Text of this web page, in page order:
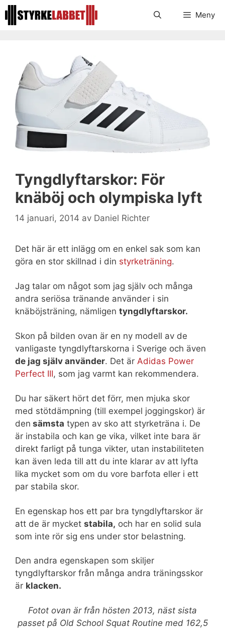
Hoppa
till
Meny
Tyngdlyftarskor: För
knäböj och olympiska lyft
14 januari, 2014 av Daniel Richter
Det här är ett inlägg om en enkel sak som kan
göra en stor skillnad i din styrketräning.
Jag talar om något som jag själv och många
andra seriösa tränande använder i sin
knäböjsträning, nämligen tyngdlyftarskor.
Skon på bilden ovan är en ny modell av de
vanligaste tyngdlyftarskorna i Sverige och även
de jag själv använder. Det är Adidas Power
Perfect III, som jag varmt kan rekommendera.
Du har säkert hört det förr, men mjuka skor
med stötdämpning (till exempel joggingskor) är
den sämsta typen av sko att styrketräna i. De
är instabila och kan ge vika, vilket inte bara är
direkt farligt på tunga vikter, utan instabiliteten
kan även leda till att du inte klarar av att lyfta
lika mycket som om du vore barfota eller i ett
par stabila skor.
En egenskap hos ett par bra tyngdlyftarskor är
att de är mycket stabila, och har en solid sula
som inte rör sig ens under stor belastning.
Den andra egenskapen som skiljer
tyngdlyftarskor från många andra träningsskor
är klacken.
Fotot ovan är från hösten 2013, näst sista
passet på Old School Squat Routine med 162,5